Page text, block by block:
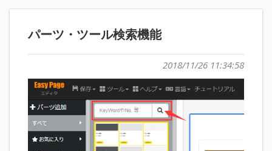
パーツ・ツール検索機能
2018/11/26 11:34:58